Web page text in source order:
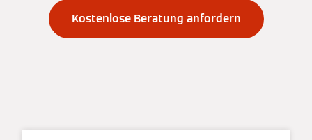
Kostenlose Beratung anfordern